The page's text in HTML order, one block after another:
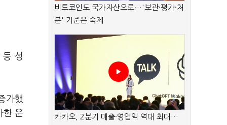
등 성
가했
한 운
비트코인도 국가자산으로…'보관·평가·처
분' 기준은 숙제
카카오, 2분기 매출·영업익 역대 최대…